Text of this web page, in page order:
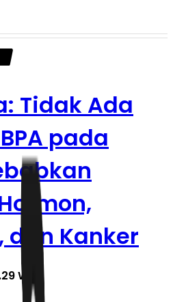
Tidak Ada
pada
dan Kanker
WIB